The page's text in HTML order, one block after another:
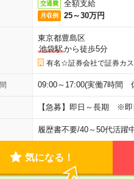
交通費 全額支給
月収例 25～30万円
東京都豊島区
池袋駅から徒歩5分
有名☆証券会社で証券カス
09:00～17:00(実働7時間
【急募】即日～長期 ※即
履歴書不要/40～50代活躍
気になる！